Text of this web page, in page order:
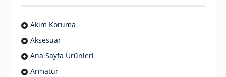
Akım Koruma
Aksesuar
Ana Sayfa Ürünleri
Armatür